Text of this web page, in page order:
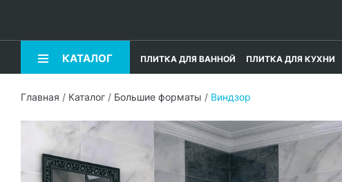
КАТАЛОГ ПЛИТКА ДЛЯ ВАННОЙ ПЛИТКА ДЛЯ КУХНИ
Главная / Каталог / Большие форматы / Виндзор